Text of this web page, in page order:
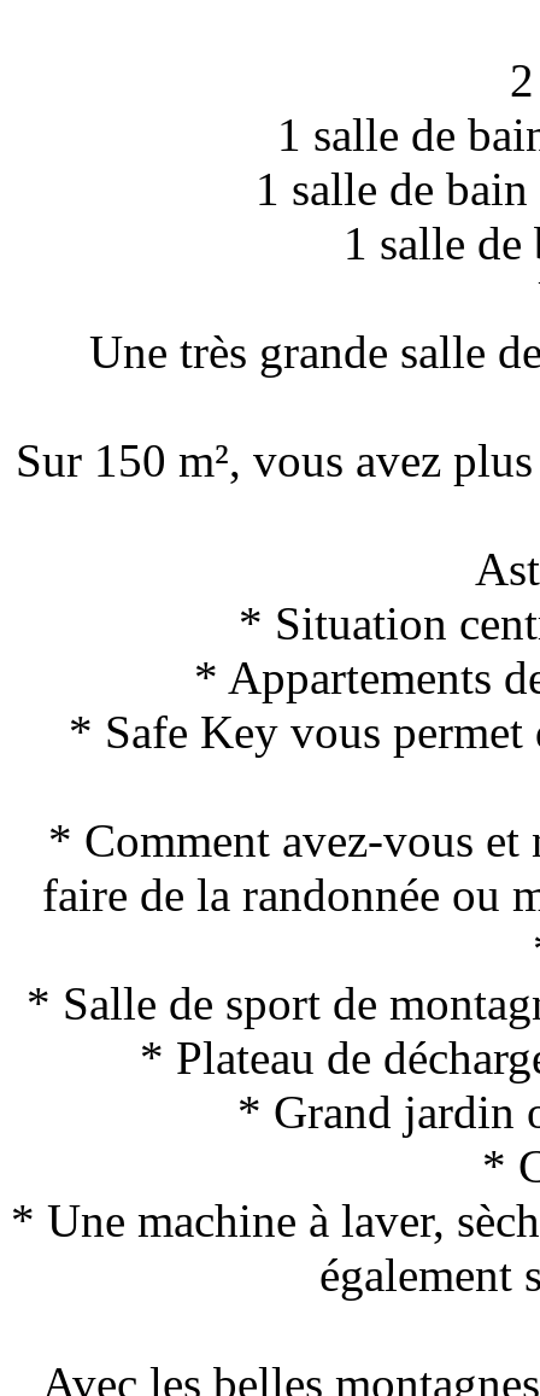
1 salle de
1 salle de
1 salle de
Une très grande salle
Sur 150 m², vous avez
* Situation
* Appartements
* Safe Key vous
* Comment avez-vous et
faire de la randonnée ou
* Salle de sport de
* Plateau de
* Grand jardin
*
* Une machine à laver,
également
Avec les belles